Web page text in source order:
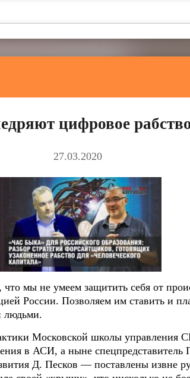
цифровое
27.03.2020
что мы не умеем защитить себя от
России. Позволяем им ставить и
людьми.
Московской школы
в АСИ, а ныне спецпредставитель
Д. Песков — поставлены извне